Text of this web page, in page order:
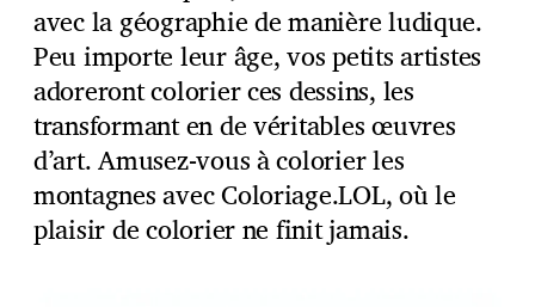
avec la géographie de manière ludique.
Peu importe leur âge, vos petits artistes
adoreront colorier ces dessins, les
transformant en de véritables œuvres
d’art. Amusez-vous à colorier les
montagnes avec Coloriage.LOL, où le
plaisir de colorier ne finit jamais.